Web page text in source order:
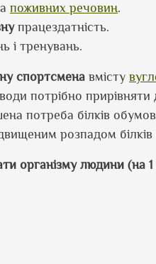
поживних речовин.
працездатність.
і тренувань.
спортсмена вмісту
потрібно
потреба білків
розпадом
організму людини (на 1